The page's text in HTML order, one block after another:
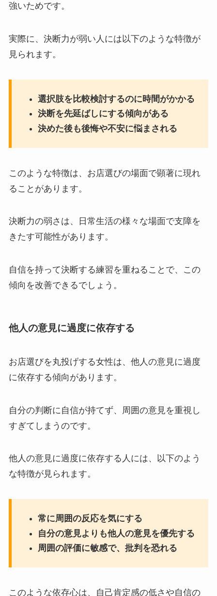
強いためです。
実際に、決断力が弱い人には以下のような特徴が
見られます。
選択肢を比較検討するのに時間がかかる
決断を先延ばしにする傾向がある
決めた後も後悔や不安に悩まされる
このような特徴は、お店選びの場面で顕著に現れ
ることがあります。
決断力の弱さは、日常生活の様々な場面で支障を
きたす可能性があります。
自信を持って決断する練習を重ねることで、この
傾向を改善できるでしょう。
他人の意見に過度に依存する
お店選びを丸投げする女性は、他人の意見に過度
に依存する傾向があります。
自分の判断に自信が持てず、周囲の意見を重視し
すぎてしまうのです。
他人の意見に過度に依存する人には、以下のよう
な特徴が見られます。
常に周囲の反応を気にする
自分の意見よりも他人の意見を優先する
周囲の評価に敏感で、批判を恐れる
このような依存心は、自己肯定感の低さや自信の